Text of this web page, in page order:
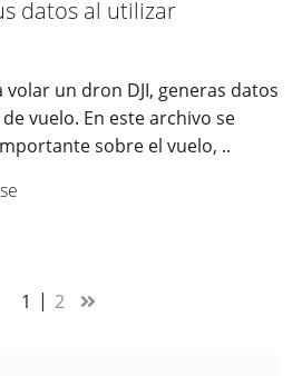
datos al utilizar
volar un dron DJI, generas datos
vuelo. En este archivo se
sobre el vuelo, ..
1 2